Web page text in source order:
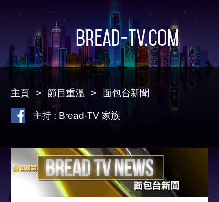
Bread-TV.com
主頁 節目重溫 面包台新聞
主持 : Bread-TV 家族